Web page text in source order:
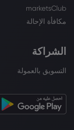
marketsClub
مكافأة الإحالة
الشراكة
التسويق بالعمولة